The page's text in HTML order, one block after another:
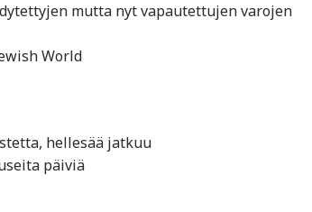
mutta nyt vapautettujen varojen
World
hellesää jatkuu
päiviä